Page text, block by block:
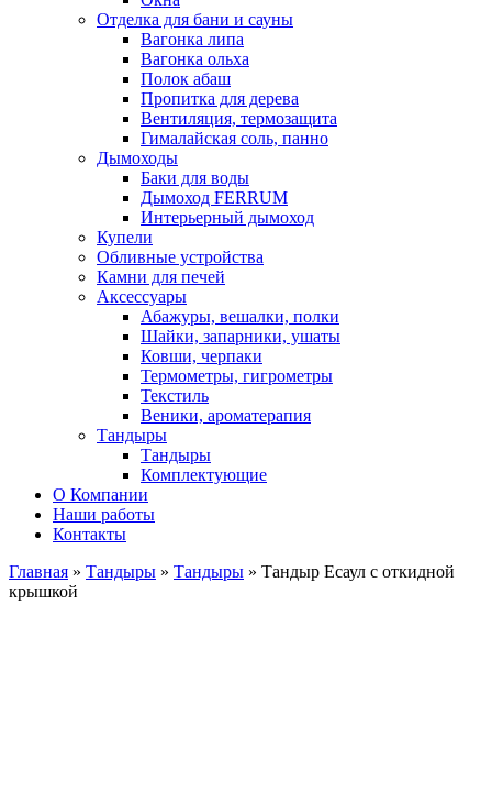
Отделка для бани и сауны
Вагонка липа
Вагонка ольха
Полок абаш
Пропитка для дерева
Вентиляция, термозащита
Гималайская соль, панно
Дымоходы
Баки для воды
Дымоход FERRUM
Интерьерный дымоход
Купели
Обливные устройства
Камни для печей
Аксессуары
Абажуры, вешалки, полки
Шайки, запарники, ушаты
Ковши, черпаки
Термометры, гигрометры
Текстиль
Веники, ароматерапия
Тандыры
Тандыры
Комплектующие
О Компании
Наши работы
Контакты
Главная » Тандыры » Тандыры » Тандыр Есаул с откидной
крышкой